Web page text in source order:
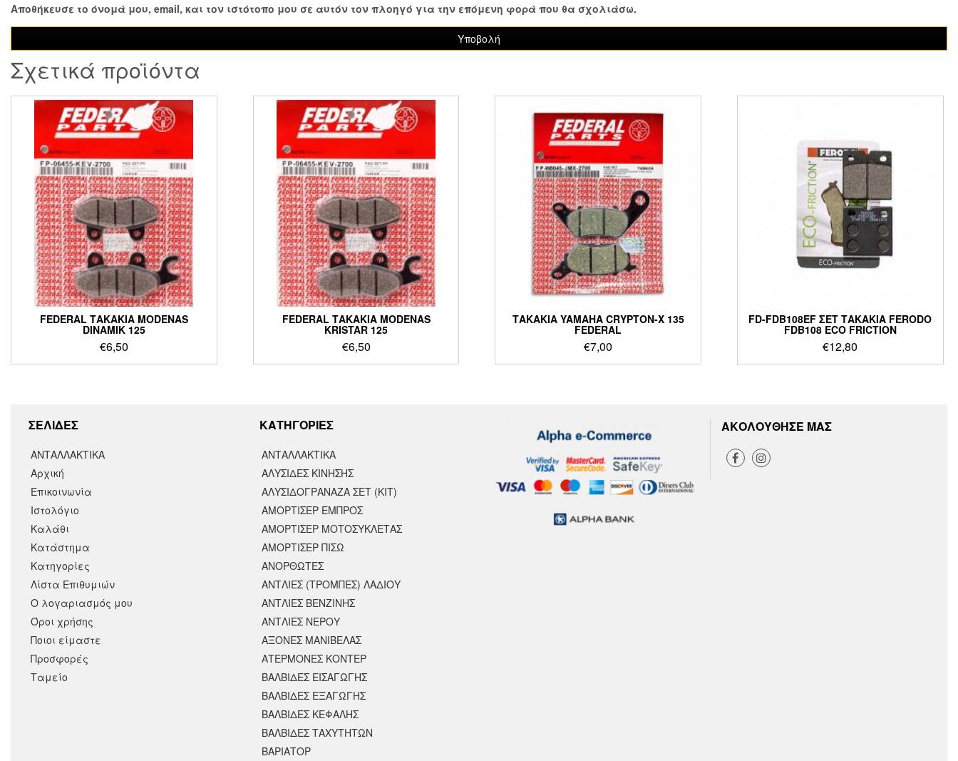
Αποθήκευσε το όνομά μου, email, και τον ιστότοπο μου σε αυτόν τον πλοηγό για την επόμενη φορά που θα σχολιάσω.
Σχετικά προϊόντα
FEDERAL ΤΑΚΑΚΙΑ MODENAS
DINAMIK 125
€6,50
FEDERAL ΤΑΚΑΚΙΑ MODENAS
KRISTAR 125
€6,50
ΤΑΚΑΚΙΑ YAMAHA CRYPTON-X 135
FEDERAL
€7,00
FD-FDB108EF ΣΕΤ ΤΑΚΑΚΙΑ FERODO
FDB108 ECO FRICTION
€12,80
ΣΕΛΙΔΕΣ
ΑΝΤΑΛΛΑΚΤΙΚΑ
Αρχική
Επικοινωνία
Ιστολόγιο
Καλάθι
Κατάστημα
Κατηγορίες
Λίστα Επιθυμιών
Ο λογαριασμός μου
Όροι χρήσης
Ποιοι είμαστε
Προσφορές
Ταμείο
KΑΤΗΓΟΡΙΕΣ
ΑΝΤΑΛΛΑΚΤΙΚΆ
ΑΛΥΣΙΔΕΣ ΚΙΝΗΣΗΣ
ΑΛΥΣΙΔΟΓΡΑΝΑΖΑ ΣΕΤ (ΚΙΤ)
ΑΜΟΡΤΙΣΕΡ ΕΜΠΡΟΣ
ΑΜΟΡΤΙΣΈΡ ΜΟΤΟΣΥΚΛΈΤΑΣ
ΑΜΟΡΤΙΣΕΡ ΠΙΣΩ
ΑΝΟΡΘΩΤΕΣ
ΑΝΤΛΙΕΣ (ΤΡΟΜΠΕΣ) ΛΑΔΙΟΥ
ΑΝΤΛΙΕΣ ΒΕΝΖΙΝΗΣ
ΑΝΤΛΙΕΣ ΝΕΡΟΥ
ΑΞΟΝΕΣ ΜΑΝΙΒΕΛΑΣ
ΑΤΕΡΜΟΝΕΣ ΚΟΝΤΕΡ
ΒΑΛΒΙΔΕΣ ΕΙΣΑΓΩΓΗΣ
ΒΑΛΒΙΔΕΣ ΕΞΑΓΩΓΗΣ
ΒΑΛΒΙΔΕΣ ΚΕΦΑΛΗΣ
ΒΑΛΒΙΔΕΣ ΤΑΧΥΤΗΤΩΝ
ΒΑΡΙΑΤΟΡ
ΑΚΟΛΟΥΘΗΣΕ ΜΑΣ